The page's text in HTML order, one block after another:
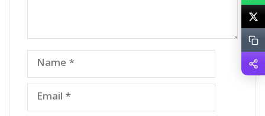
Name
Email